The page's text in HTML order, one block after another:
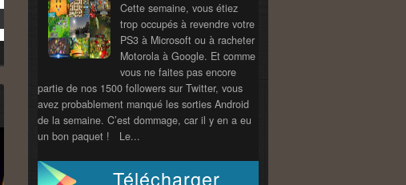
Cette semaine, vous étiez
trop occupés à revendre votre
PS3 à Microsoft ou à racheter
Motorola à Google. Et comme
vous ne faites pas encore
partie de nos 1500 followers sur Twitter, vous
avez probablement manqué les sorties Android
de la semaine. C’est dommage, car il y en a eu
un bon paquet ! Le...
Télécharger